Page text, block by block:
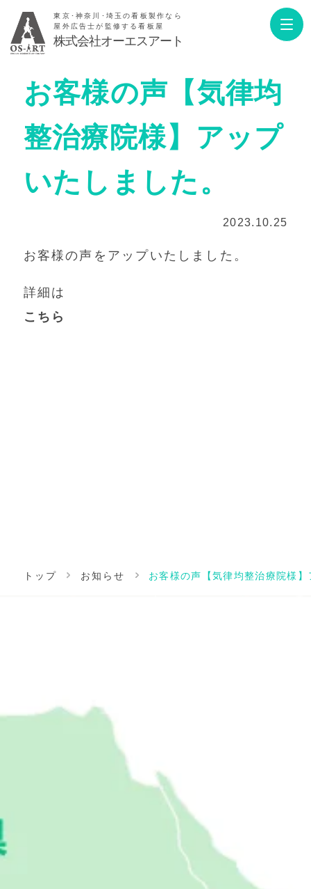
東京･神奈川･埼玉の看板製作なら
屋外広告士が監修する看板屋
株式会社オーエスアート
お客様の声【気律均
整治療院様】アップ
いたしました。
2023.10.25
お客様の声をアップいたしました。
詳細は
こちら
トップ お知らせ お客様の声【気律均整治療院様